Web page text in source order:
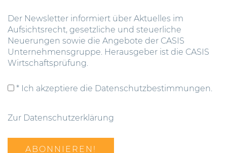
Der Newsletter informiert über Aktuelles im
Aufsichtsrecht, gesetzliche und steuerliche
Neuerungen sowie die Angebote der CASIS
Unternehmensgruppe. Herausgeber ist die CASIS
Wirtschaftsprüfung.
* Ich akzeptiere die Datenschutzbestimmungen.
Zur Datenschutzerklärung